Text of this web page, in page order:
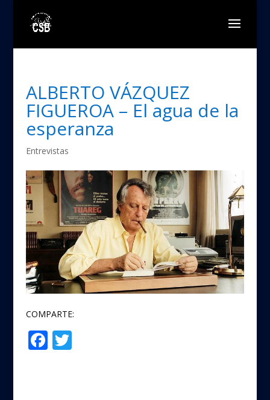
ALBERTO VÁZQUEZ
FIGUEROA – El agua de la
esperanza
Entrevistas
COMPARTE:
F T